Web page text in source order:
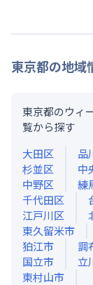
東京都の地域
東京都のウィ
覧から探す
大田区
品
杉並区
中
中野区
練
千代田区
江戸川区
東久留米市
狛江市
調
国立市
立
東村山市